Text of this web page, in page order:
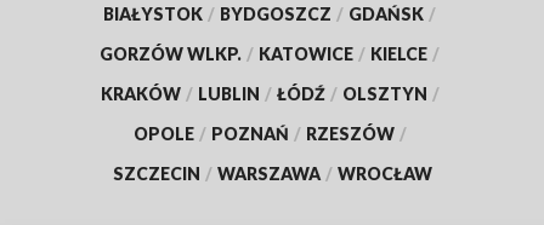
BIAŁYSTOK / BYDGOSZCZ / GDAŃSK /
GORZÓW WLKP. / KATOWICE / KIELCE /
KRAKÓW / LUBLIN / ŁÓDŹ / OLSZTYN /
OPOLE / POZNAŃ / RZESZÓW /
SZCZECIN / WARSZAWA / WROCŁAW